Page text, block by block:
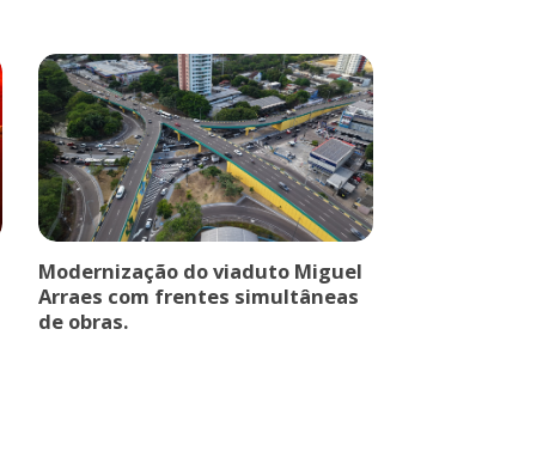
Modernização do viaduto Miguel
Arraes com frentes simultâneas
de obras.